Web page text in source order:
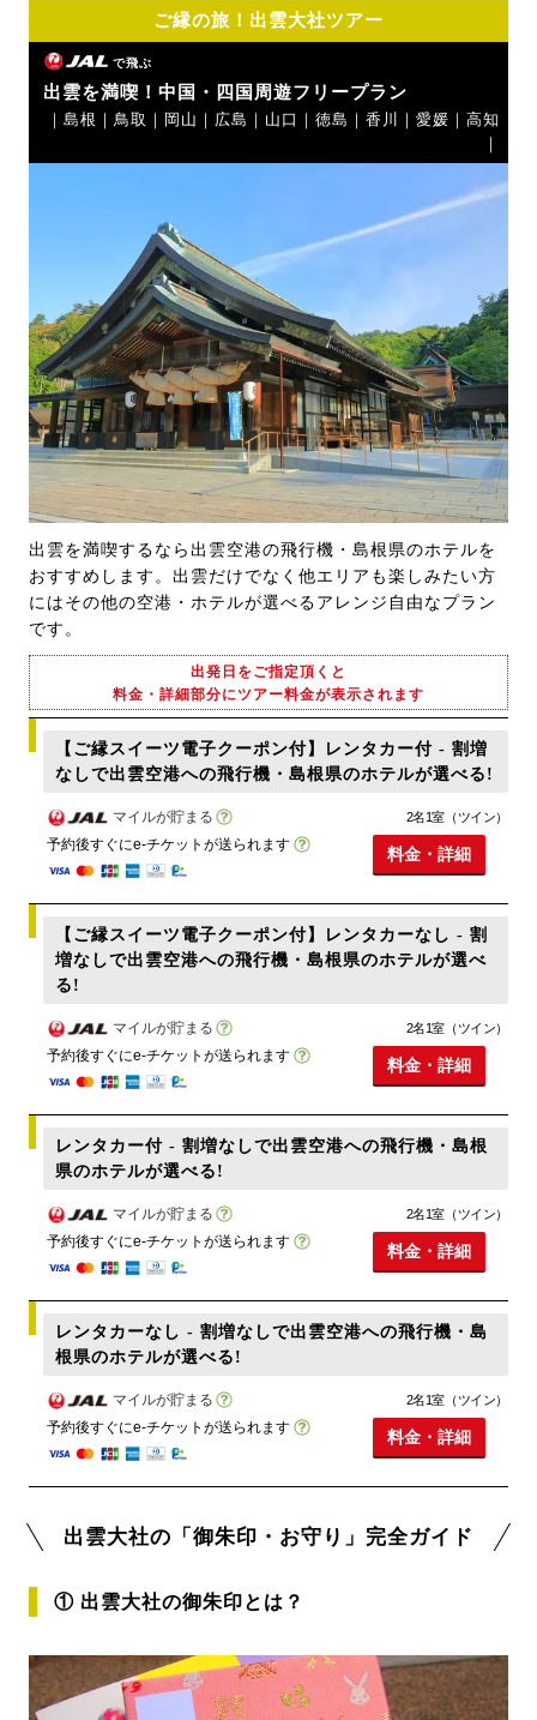
ご縁の旅！出雲大社ツアー
で飛ぶ
出雲を満喫！中国・四国周遊フリープラン
｜島根｜鳥取｜岡山｜広島｜山口｜徳島｜香川｜愛媛｜高知
｜
出雲を満喫するなら出雲空港の飛行機・島根県のホテルを
おすすめします。出雲だけでなく他エリアも楽しみたい方
にはその他の空港・ホテルが選べるアレンジ自由なプラン
です。
出発日をご指定頂くと
料金・詳細部分にツアー料金が表示されます
【ご縁スイーツ電子クーポン付】レンタカー付 - 割増
なしで出雲空港への飛行機・島根県のホテルが選べる!
マイルが貯まる
予約後すぐにe-チケットが送られます
2名1室（ツイン）
料金・詳細
【ご縁スイーツ電子クーポン付】レンタカーなし - 割
増なしで出雲空港への飛行機・島根県のホテルが選べ
る!
マイルが貯まる
予約後すぐにe-チケットが送られます
2名1室（ツイン）
料金・詳細
レンタカー付 - 割増なしで出雲空港への飛行機・島根
県のホテルが選べる!
マイルが貯まる
予約後すぐにe-チケットが送られます
2名1室（ツイン）
料金・詳細
レンタカーなし - 割増なしで出雲空港への飛行機・島
根県のホテルが選べる!
マイルが貯まる
予約後すぐにe-チケットが送られます
2名1室（ツイン）
料金・詳細
出雲大社の「御朱印・お守り」完全ガイド
① 出雲大社の御朱印とは？